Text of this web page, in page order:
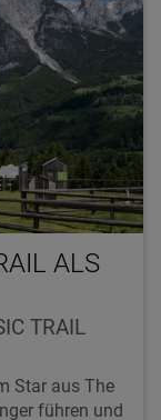
ALS
TRAIL
Star aus The
führen und